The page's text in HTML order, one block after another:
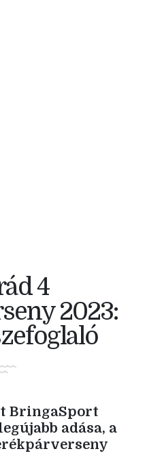
4
2023:
BringaSport
adása, a